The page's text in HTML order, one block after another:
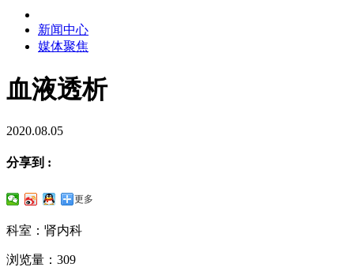
新闻中心
媒体聚焦
血液透析
2020.08.05
分享到 :
更多
科室：肾内科
浏览量：309